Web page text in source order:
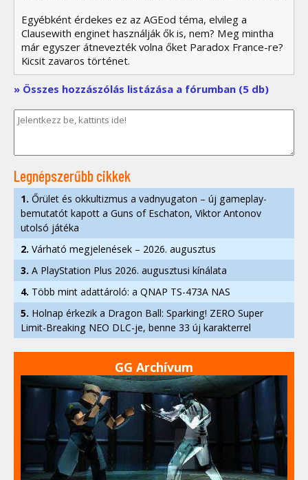
Egyébként érdekes ez az AGEod téma, elvileg a
Clausewith enginet használják ők is, nem? Meg mintha
már egyszer átnevezték volna őket Paradox France-re?
Kicsit zavaros történet.
» Összes hozzászólás listázása a fórumban (5 db)
Legnépszerűbb cikkek
1. Őrület és okkultizmus a vadnyugaton – új gameplay-
bemutatót kapott a Guns of Eschaton, Viktor Antonov
utolsó játéka
2. Várható megjelenések – 2026. augusztus
3. A PlayStation Plus 2026. augusztusi kínálata
4. Több mint adattároló: a QNAP TS-473A NAS
5. Holnap érkezik a Dragon Ball: Sparking! ZERO Super
Limit-Breaking NEO DLC-je, benne 33 új karakterrel
GG Archívum